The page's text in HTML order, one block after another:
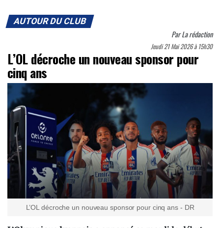
AUTOUR DU CLUB
ParLa rédaction
Jeudi 21 Mai 2026 à 15h30
L’OL décroche un nouveau sponsor pour
cinq ans
L’OL décroche un nouveau sponsor pour cinq ans - DR